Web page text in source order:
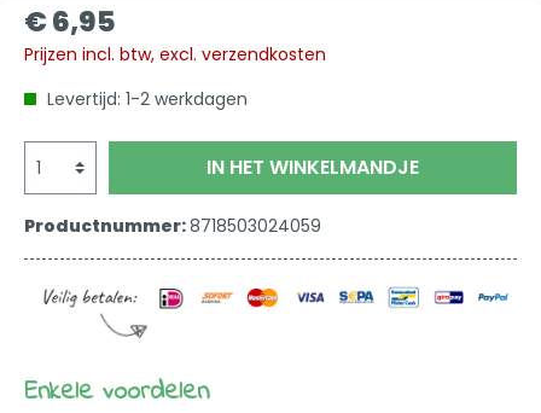
€ 6,95
Prijzen incl. btw, excl. verzendkosten
Levertijd: 1-2 werkdagen
IN HET WINKELMANDJE
Productnummer:8718503024059
Enkele voordelen